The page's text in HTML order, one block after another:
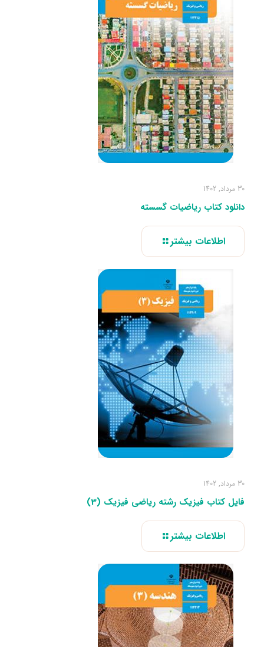
30 مرداد, 1402
دانلود کتاب ریاضیات گسسته
اطلاعات بیشتر
30 مرداد, 1402
فایل کتاب فیزیک رشته ریاضی فیزیک (3)
اطلاعات بیشتر